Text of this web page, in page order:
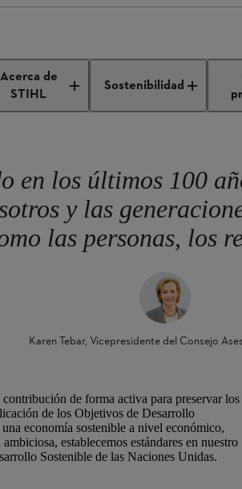
Acerca de
STIHL
Sostenibilidad
de sostenibilidad STIHL
los últimos 100
y las
las personas, los
Karen Tebar, Vicepresidente del Consejo
de forma activa para preservar los
de los Objetivos de Desarrollo
economía sostenible a nivel económico,
establecemos estándares en nuestro
Sostenible de las Naciones Unidas.